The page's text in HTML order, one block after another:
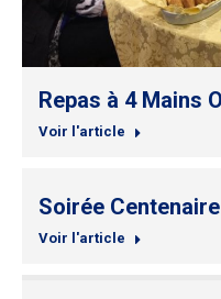
Repas à 4 Mains
Voir l'article
Soirée
Voir l'article